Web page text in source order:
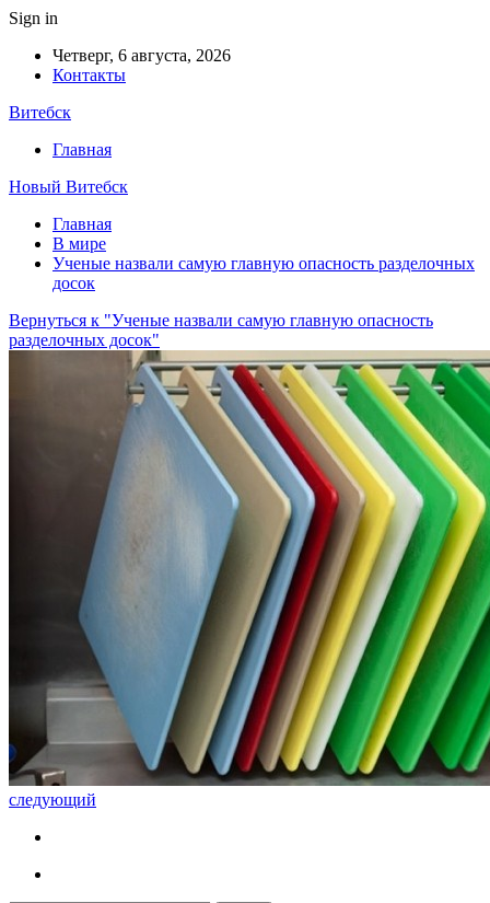
Sign in
Четверг, 6 августа, 2026
Контакты
Витебск
Главная
Новый Витебск
Главная
В мире
Ученые назвали самую главную опасность разделочных
досок
Вернуться к "Ученые назвали самую главную опасность
разделочных досок"
следующий